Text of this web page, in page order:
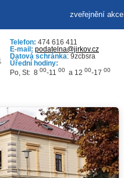
zveřejnění akce
Telefon: 474 616 411
E-mail: podatelna@jirkov.cz
Datová schránka: 9zcbsra
Úřední hodiny:
Po, St: 8 00-11 00 a 12 00-17 00